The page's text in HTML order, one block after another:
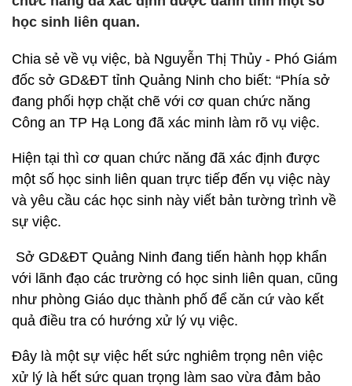
học sinh liên quan.
Chia sẻ về vụ việc, bà Nguyễn Thị Thủy - Phó Giám
đốc sở GD&ĐT tỉnh Quảng Ninh cho biết: “Phía sở
đang phối hợp chặt chẽ với cơ quan chức năng
Công an TP Hạ Long đã xác minh làm rõ vụ việc.
Hiện tại thì cơ quan chức năng đã xác định được
một số học sinh liên quan trực tiếp đến vụ việc này
và yêu cầu các học sinh này viết bản tường trình về
sự việc.
Sở GD&ĐT Quảng Ninh đang tiến hành họp khẩn
với lãnh đạo các trường có học sinh liên quan, cũng
như phòng Giáo dục thành phố để căn cứ vào kết
quả điều tra có hướng xử lý vụ việc.
Đây là một sự việc hết sức nghiêm trọng nên việc
xử lý là hết sức quan trọng làm sao vừa đảm bảo